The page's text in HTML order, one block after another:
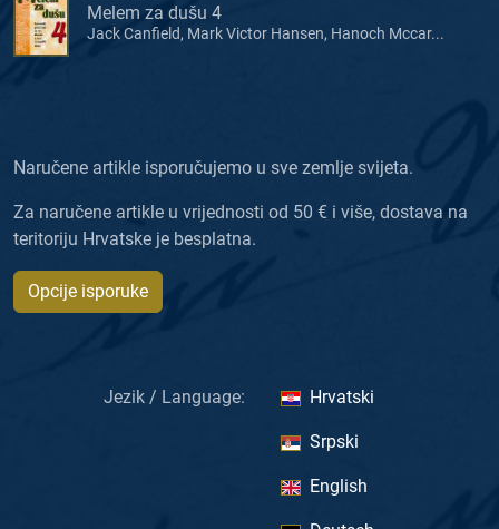
Melem za dušu 4
Jack Canfield, Mark Victor Hansen, Hanoch Mccar...
Naručene artikle isporučujemo u sve zemlje svijeta.
Za naručene artikle u vrijednosti od 50 € i više, dostava na
teritoriju Hrvatske je besplatna.
Opcije isporuke
Jezik / Language: Hrvatski
Srpski
English